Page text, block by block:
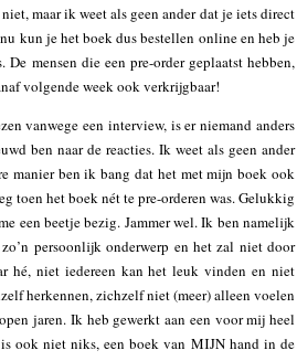
maar ik weet als geen ander dat je iets direct
kun je het boek dus bestellen online en heb je
mensen die een pre-order geplaatst hebben,
volgende week ook verkrijgbaar!
vanwege een interview, is er niemand anders
ben naar de reacties. Ik weet als geen ander
manier ben ik bang dat het met mijn boek ook
toen het boek nét te pre-orderen was. Gelukkig
een beetje bezig. Jammer wel. Ik ben namelijk
persoonlijk onderwerp en het zal niet door
hé, niet iedereen kan het leuk vinden en niet
herkennen, zichzelf niet (meer) alleen voelen
jaren. Ik heb gewerkt aan een voor mij heel
ook niet niks, een boek van MIJN hand in de